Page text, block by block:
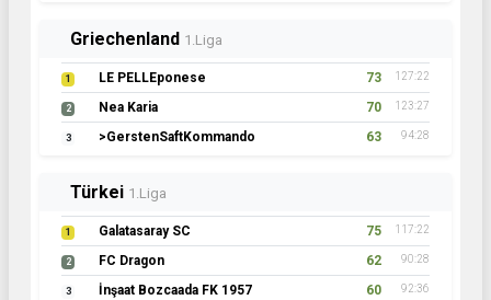
Griechenland 1.Liga
1 LE PELLEponese 73 127:22
2 Nea Karia 70 123:27
3 >GerstenSaftKommando 63 94:28
Türkei 1.Liga
1 Galatasaray SC 75 117:22
2 FC Dragon 62 90:28
3 İnşaat Bozcaada FK 1957 60 92:36